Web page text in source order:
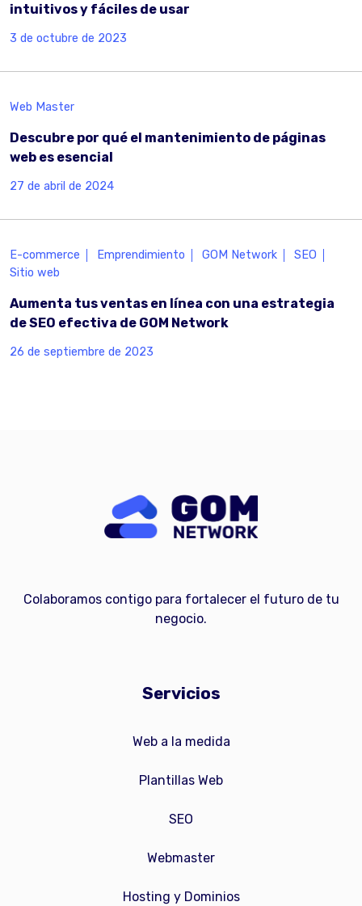
intuitivos y fáciles de usar
3 de octubre de 2023
Web Master
Descubre por qué el mantenimiento de páginas
web es esencial
27 de abril de 2024
E-commerce Emprendimiento GOM Network
SEO
Sitio web
Aumenta tus ventas en línea con una estrategia
de SEO efectiva de GOM Network
26 de septiembre de 2023
Colaboramos contigo para fortalecer el futuro de tu
negocio.
Servicios
Web a la medida
Plantillas Web
SEO
Webmaster
Hosting y Dominios